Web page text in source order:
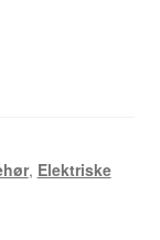
, Elektriske